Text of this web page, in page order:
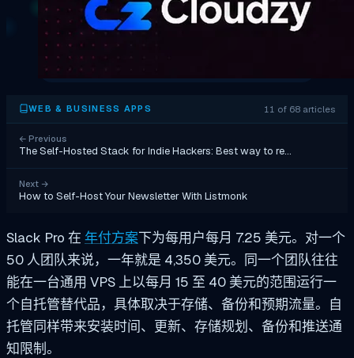
WEB & BUSINESS APPS 11 of 68 articles
← Previous
The Self-Hosted Stack for Indie Hackers: Best way to re…
Next →
How to Self-Host Your Newsletter With Listmonk
Slack Pro 在 年付方案下为每用户每月 7.25 美元。对一个
50 人团队来说，一年就是 4,350 美元。同一个团队往往
能在一台通用 VPS 上以每月 15 至 40 美元的范围运行一
个自托管替代品，具体取决于存储、备份和预期流量。自
托管同样带来安装时间、更新、存储规划、备份和推送通
知限制。